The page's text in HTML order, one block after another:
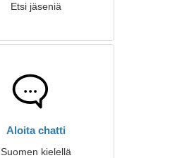
Etsi jäseniä
Aloita chatti
Suomen kielellä